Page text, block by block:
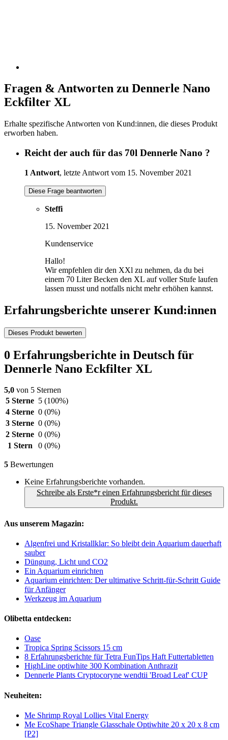
Fragen & Antworten zu Dennerle Nano
Eckfilter XL
Erhalte spezifische Antworten von Kund:innen, die dieses Produkt
erworben haben.
Reicht der auch für das 70l Dennerle Nano ?
1 Antwort, letzte Antwort vom 15. November 2021
Diese Frage beantworten
Steffi
15. November 2021
Kundenservice
Hallo!
Wir empfehlen dir den XXl zu nehmen, da du bei
einem 70 Liter Becken den XL auf voller Stufe laufen
lassen musst und notfalls nicht mehr erhöhen kannst.
Erfahrungsberichte unserer Kund:innen
Dieses Produkt bewerten
0 Erfahrungsberichte in Deutsch für
Dennerle Nano Eckfilter XL
5,0 von 5 Sternen
5 Sterne 5 (100%)
4 Sterne 0 (0%)
3 Sterne 0 (0%)
2 Sterne 0 (0%)
1 Stern
0 (0%)
5 Bewertungen
Keine Erfahrungsberichte vorhanden.
Schreibe als Erste*r einen Erfahrungsbericht für dieses
Produkt.
Aus unserem Magazin:
Algenfrei und Kristallklar: So bleibt dein Aquarium dauerhaft
sauber
Düngung, Licht und CO2
Ein Aquarium einrichten
Aquarium einrichten: Der ultimative Schritt-für-Schritt Guide
für Anfänger
Werkzeug im Aquarium
Olibetta entdecken:
Oase
Tropica Spring Scissors 15 cm
8 Erfahrungsberichte für Tetra FunTips Haft Futtertabletten
HighLine optiwhite 300 Kombination Anthrazit
Dennerle Plants Cryptocoryne wendtii 'Broad Leaf' CUP
Neuheiten:
Me Shrimp Royal Lollies Vital Energy
Me EcoShape Triangle Glasschale Optiwhite 20 x 20 x 8 cm
[P2]